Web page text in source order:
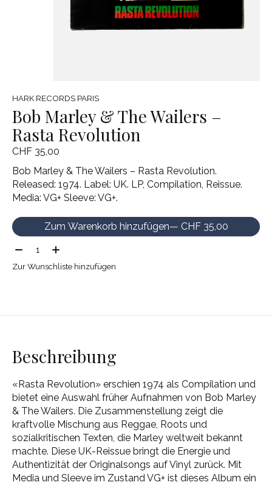
HARK RECORDS PARIS
Bob Marley & The Wailers –
Rasta Revolution
CHF 35,00
Bob Marley & The Wailers – Rasta Revolution.
Released: 1974. Label: UK. LP, Compilation, Reissue.
Media: VG+ Sleeve: VG+.
Zum Warenkorb hinzufügen
— CHF 35,00
Menge:
Zur Wunschliste hinzufügen
Beschreibung
«Rasta Revolution» erschien 1974 als Compilation und
bietet eine Auswahl früher Aufnahmen von Bob Marley
& The Wailers. Die Zusammenstellung zeigt die
kraftvolle Mischung aus Reggae, Roots und
sozialkritischen Texten, die Marley weltweit bekannt
machte. Diese UK-Reissue bringt die Energie und
Authentizität der Originalsongs auf Vinyl zurück. Mit
Media und Sleeve im Zustand VG+ ist dieses Album ein